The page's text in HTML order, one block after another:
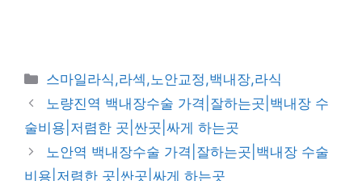
카
테
리
스마일라식,라섹,노안교정,백내장,라식
노량진역 백내장수술 가격|잘하는곳|백내장 수
술비용|저렴한 곳|싼곳|싸게 하는곳
노안역 백내장수술 가격|잘하는곳|백내장 수술
비용|저렴한 곳|싼곳|싸게 하는곳